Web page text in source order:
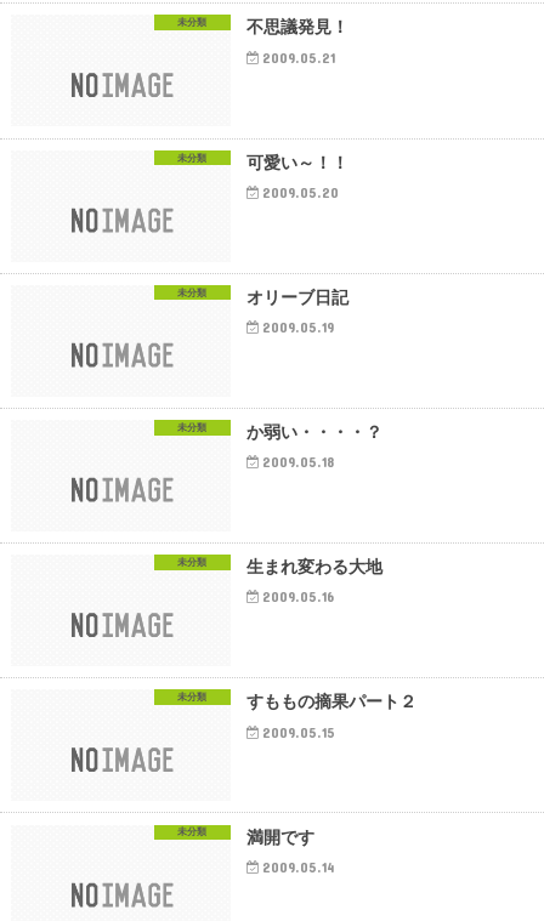
未分類 不思議発見！
2009.05.21
未分類 可愛い～！！
2009.05.20
未分類 オリーブ日記
2009.05.19
未分類 か弱い・・・・？
2009.05.18
未分類 生まれ変わる大地
2009.05.16
未分類 すももの摘果パート２
2009.05.15
未分類 満開です
2009.05.14